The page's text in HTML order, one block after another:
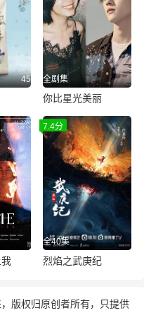
45 全剧集
你比星光美丽
7.4分
全40集
烈焰之武庚纪
版权归原创者所有，只提供